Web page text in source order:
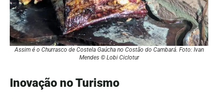
Assim é o Churrasco de Costela Gaúcha no Costão do Cambará. Foto: Ivan
Mendes © Lobi Ciclotur
Inovação no Turismo